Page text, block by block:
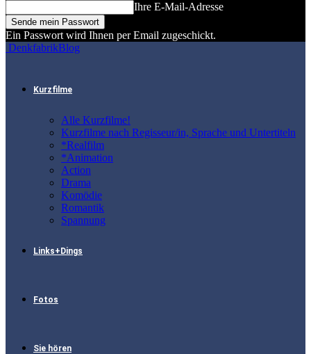
Ihre E-Mail-Adresse
Ein Passwort wird Ihnen per Email zugeschickt.
DenkfabrikBlog
Kurzfilme
Alle Kurzfilme!
Kurzfilme nach Regisseur/in, Sprache und Untertiteln
*Realfilm
*Animation
Action
Drama
Komödie
Romantik
Spannung
Links+Dings
Fotos
Sie hören